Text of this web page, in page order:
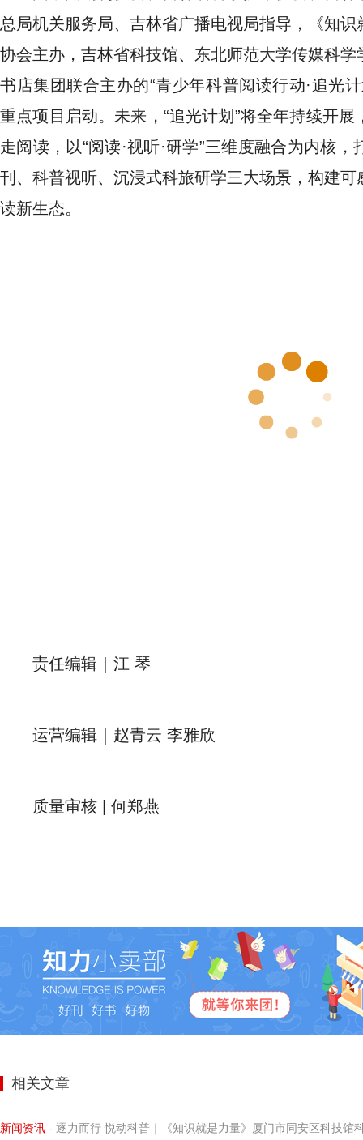
总局机关服务局、吉林省广播电视局指导，《知
协会主办，吉林省科技馆、东北师范大学传媒科
书店集团联合主办的“青少年科普阅读行动·追光
重点项目启动。未来，“追光计划”将全年持续开
走阅读，以“阅读·视听·研学”三维度融合为内核
刊、科普视听、沉浸式科旅研学三大场景，构建
读新生态。
责任编辑｜江 琴
运营编辑｜赵青云 李雅欣
质量审核 | 何郑燕
相关文章
新闻资讯 - 逐力而行 悦动科普｜《知识就是力量》厦门市同安区科技馆科学小记者探寻阿基米德力学